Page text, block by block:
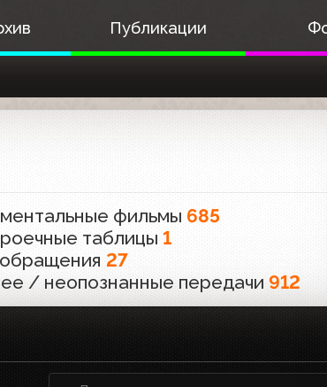
Публикации
фильмы 685
таблицы1
27
/ неопознанные передачи912